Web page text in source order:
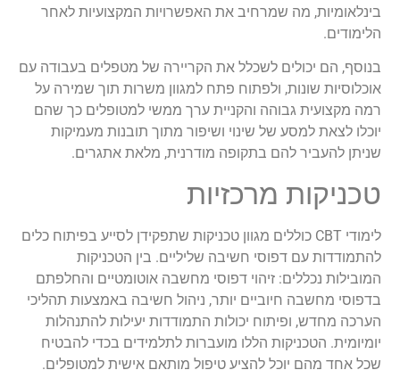
בינלאומיות, מה שמרחיב את האפשרויות המקצועיות לאחר
הלימודים.
בנוסף, הם יכולים לשכלל את הקריירה של מטפלים בעבודה עם
אוכלוסיות שונות, ולפתוח פתח למגוון משרות תוך שמירה על
רמה מקצועית גבוהה והקניית ערך ממשי למטופלים כך שהם
יוכלו לצאת למסע של שינוי ושיפור מתוך תובנות מעמיקות
שניתן להעביר להם בתקופה מודרנית, מלאת אתגרים.
טכניקות מרכזיות
לימודי CBT כוללים מגוון טכניקות שתפקידן לסייע בפיתוח כלים
להתמודדות עם דפוסי חשיבה שליליים. בין הטכניקות
המובילות נכללים: זיהוי דפוסי מחשבה אוטומטיים והחלפתם
בדפוסי מחשבה חיוביים יותר, ניהול חשיבה באמצעות תהליכי
הערכה מחדש, ופיתוח יכולות התמודדות יעילות להתנהלות
יומיומית. הטכניקות הללו מועברות לתלמידים בכדי להבטיח
שכל אחד מהם יוכל להציע טיפול מותאם אישית למטופלים.